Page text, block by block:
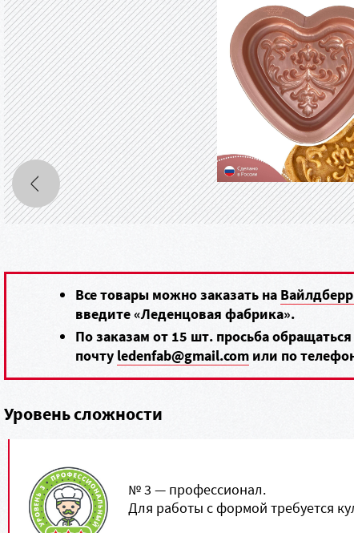
Все товары можно заказать на
введите «Леденцовая фабрика».
По заказам от 15 шт. просьба
почту ledenfab@gmail.com или по
Уровень сложности
№ 3 — профессионал.
Для работы с формой требуется